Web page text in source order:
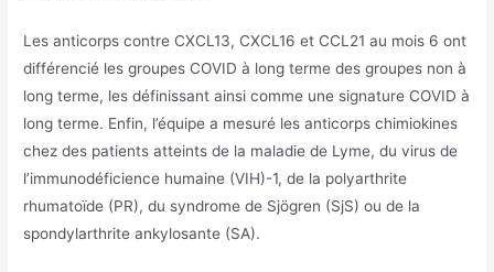
Les anticorps contre CXCL13, CXCL16 et CCL21 au mois 6 ont
différencié les groupes COVID à long terme des groupes non à
long terme, les définissant ainsi comme une signature COVID à
long terme. Enfin, l’équipe a mesuré les anticorps chimiokines
chez des patients atteints de la maladie de Lyme, du virus de
l’immunodéficience humaine (VIH)-1, de la polyarthrite
rhumatoïde (PR), du syndrome de Sjögren (SjS) ou de la
spondylarthrite ankylosante (SA).